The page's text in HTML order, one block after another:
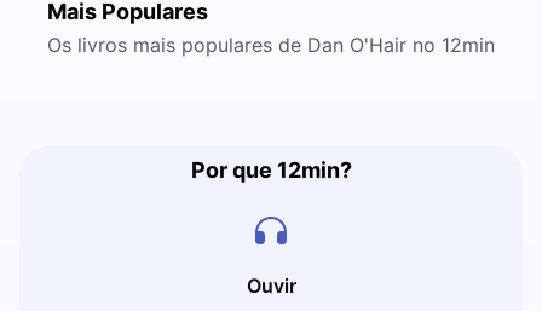
Mais Populares
Os livros mais populares de Dan O'Hair no 12min
Por que 12min?
Ouvir